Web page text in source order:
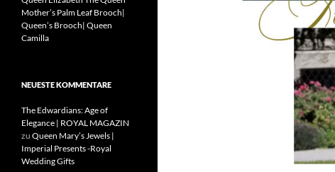
Mother’s Palm Leaf Brooch|
Queen’s Brooch| Queen
Camilla
NEUESTE KOMMENTARE
The Edwardians: Age of
Elegance | ROYAL MAGAZIN
zu Queen Mary’s Jewels |
Imperial Presents -Royal
Wedding Gifts